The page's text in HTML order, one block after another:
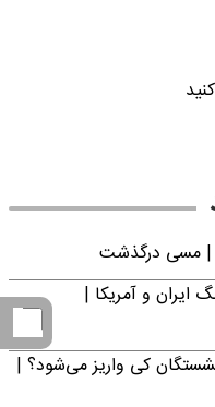
| مسی درگذشت
و آمریکا |
کی واریز می‌شود؟ |